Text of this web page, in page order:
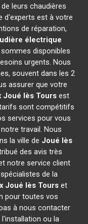
leurs chaudières
d'experts est à votre
de réparation,
électrique
disponibles
urgents. Nous
souvent dans les 2
assurer que votre
Joué lès Toursest
sont compétitifs
services pour vous
travail. Nous
la ville de Joué lès
des avis très
notre service client
de la
Joué lès Tourset
pour toutes vos
à nous contacter
ou la